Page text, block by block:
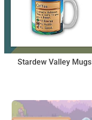
Stardew Valley Mugs